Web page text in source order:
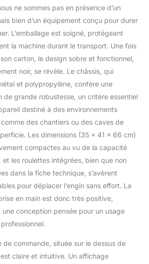
sec et confortable.
de Réglage
Notre déshumidificateur
puissant intelligent dispose
de régler de 1 à 24 heures.
peut facilement contrôler
de mise en marche/arrêt du
d'humidité pour s'adapter
scénarios d'utilisation. De
fonction de mémoire garantit
en cas de coupure de
l'appareil restaurera
les paramètres
(à l'exception de la
Système de Protection de
Ce déshumidificateur mobil
réfrigérant écologique R290.
doté d'une protection du
pour éviter les
lors du démarrage, d'une
contre les températures
plein pour maintenir un
normal. De plus, la
ne sommes pas en présence d’un
bien d’un équipement conçu pour durer
L’emballage est soigné, protégeant
la machine durant le transport. Une fois
carton, le design sobre et fonctionnel,
noir, se révèle. Le châssis, qui
et polypropylène, confère une
de grande robustesse, un critère essentiel
destiné à des environnements
des chantiers ou des caves de
Les dimensions (35 x 41 x 66 cm)
compactes au vu de la capacité
et les roulettes intégrées, bien que non
dans la fiche technique, s’avèrent
pour déplacer l’engin sans effort. La
en main est donc très positive,
une conception pensée pour un usage
de commande, située sur le dessus de
est claire et intuitive. Un affichage